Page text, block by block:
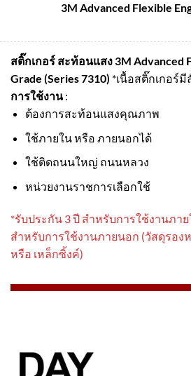
3M Advanced Flexible
สติ๊กเกอร์ สะท้อนแสง 3M Advanced
Grade (Series 7310) *เนื้อสติ๊กเกอร์
การใช้งาน:
ต้องการสะท้อนแสงคุณภาพ
ใช้ภายใน หรือ ภายนอกได้
ใช้ติดถนนใหญ่ ถนนหลวง
หน่วยงานราชการเลือกใช้
*รับประกัน 3 ปี สําหรับการใช้งานภา
สําหรับการใช้งานภายนอก (วัสดุรอง
หรือ เหล็กซิ้งค์)